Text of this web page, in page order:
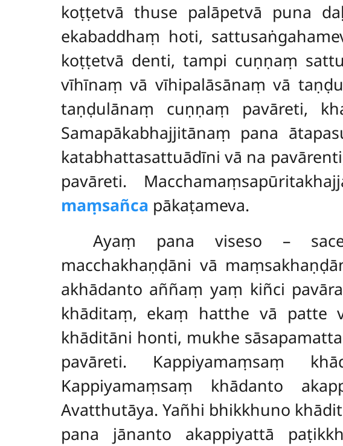
koṭṭetvā thuse palāpetvā puna
ekabaddhaṃ hoti,
koṭṭetvā denti, tampi cuṇṇaṃ
vīhīnaṃ vā vīhipalāsānaṃ vā
taṇḍulānaṃ cuṇṇaṃ pavāreti,
Samapākabhajjitānaṃ pana
katabhattasattuādīni vā na
pavāreti.
maṃsañca pākaṭameva.
Ayaṃ pana viseso –
macchakhaṇḍāni vā
akhādanto aññaṃ yaṃ kiñci
khāditaṃ, ekaṃ hatthe vā patte
khāditāni honti, mukhe
pavāreti. Kappiyamaṃsaṃ
Kappiyamaṃsaṃ khādanto
Avatthutāya. Yañhi bhikkhuno
pana jānanto akappiyattā